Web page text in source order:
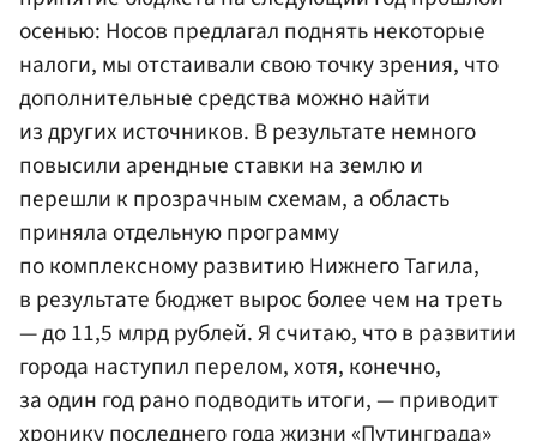
осенью: Носов предлагал поднять некоторые
налоги, мы отстаивали свою точку зрения, что
дополнительные средства можно найти
из других источников. В результате немного
повысили арендные ставки на землю и
перешли к прозрачным схемам, а область
приняла отдельную программу
по комплексному развитию Нижнего Тагила,
в результате бюджет вырос более чем на треть
— до 11,5 млрд рублей. Я считаю, что в развитии
города наступил перелом, хотя, конечно,
за один год рано подводить итоги, — приводит
хронику последнего года жизни «Путинграда»